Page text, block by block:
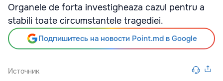
Organele de forta investigheaza cazul pentru a
stabili toate circumstantele tragediei.
Подпишитесь на новости Point.md в Google
Источник